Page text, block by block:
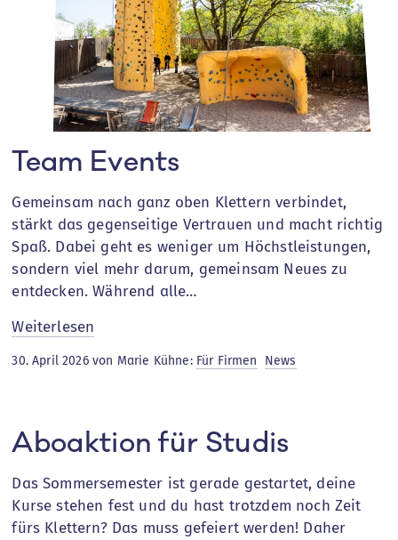
Team Events
Gemeinsam nach ganz oben Klettern verbindet,
stärkt das gegenseitige Vertrauen und macht richtig
Spaß. Dabei geht es weniger um Höchstleistungen,
sondern viel mehr darum, gemeinsam Neues zu
entdecken. Während alle…
Weiterlesen
Events
30. April 2026 von Marie Kühne: Für Firmen News
Aboaktion für Studis
Das Sommersemester ist gerade gestartet, deine
Kurse stehen fest und du hast trotzdem noch Zeit
fürs Klettern? Das muss gefeiert werden! Daher